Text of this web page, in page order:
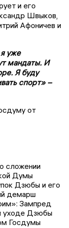
и его
Швыков,
Афоничев и
уже
мандаты. И
Я буду
спорт» –
от
сложении
Думы
Дзюбы и его
демарш
Зампред
уходе Дзюбы
Госдумы